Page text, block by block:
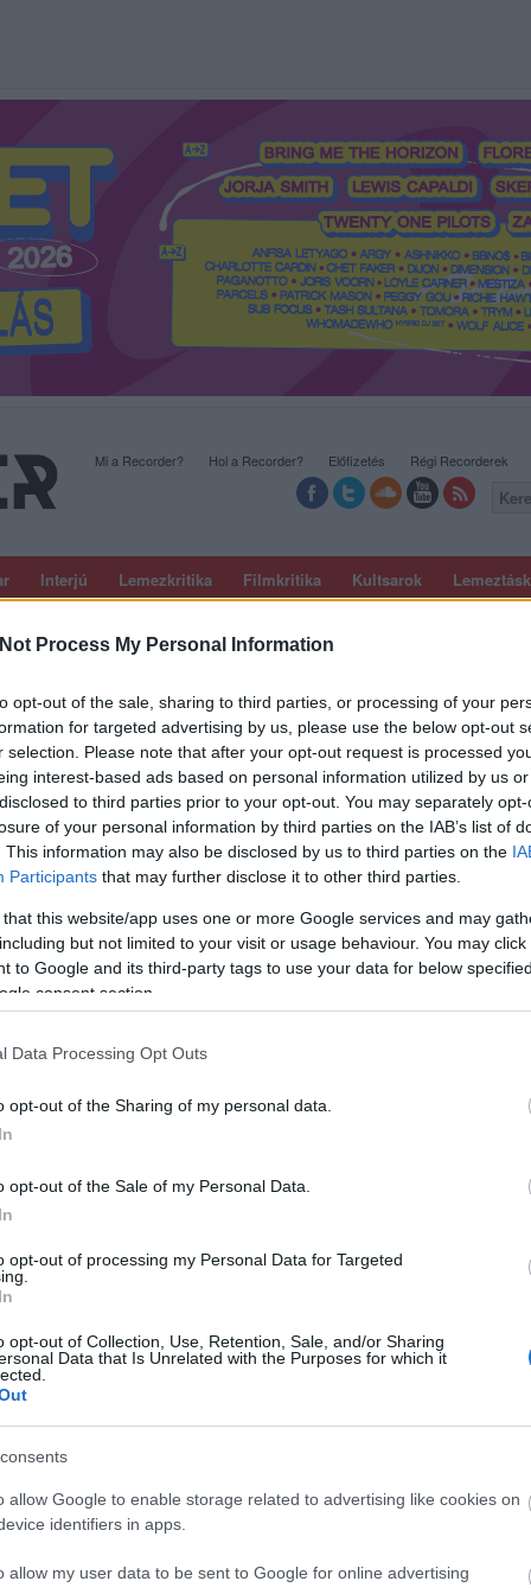
Process My Personal Information
opt-out of the sale, sharing to third parties, or processing of your
for targeted advertising by us, please use the below opt-out
selection. Please note that after your opt-out request is processed
interest-based ads based on personal information utilized by us
to third parties prior to your opt-out. You may separately
of your personal information by third parties on the IAB’s list of
This information may also be disclosed by us to third parties on the
Participants that may further disclose it to other third parties.
that this website/app uses one or more Google services and may
but not limited to your visit or usage behaviour. You may
to Google and its third-party tags to use your data for below
consent section.
Data Processing Opt Outs
opt-out of the Sharing of my personal data.
opt-out of the Sale of my Personal Data.
opt-out of processing my Personal Data for Targeted
opt-out of Collection, Use, Retention, Sale, and/or Sharing
Data that Is Unrelated with the Purposes for which it
allow Google to enable storage related to advertising like cookies on
identifiers in apps.
allow my user data to be sent to Google for online advertising
Interjú Lemezkritika Filmkritika Kultsarok
Mi a Recorder? Hol a Recorder? Előfizetés Régi Recorderek
PODCASTJAI ITT!
FRISS MAGYAR ZENÉK HETENTE!
SOROZATOK. 2005: EZ MENT HÚSZ ÉVE.
KIGURULTAK VOLNA. NITE
alt rock?” – így határozta meg stílusát a Magyarradar számára a
Csaba. Ez az EP is hozza mindezt, beleértve a kérdőjelet is. Ez
magazin 127. számában jelent meg.